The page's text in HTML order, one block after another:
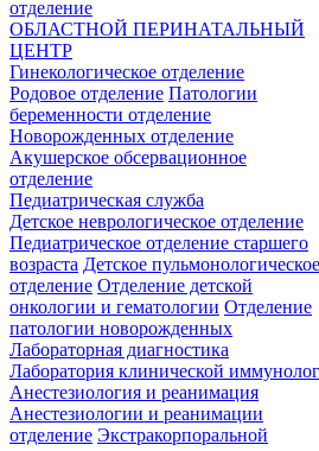
отделение
ОБЛАСТНОЙ ПЕРИНАТАЛЬНЫЙ
ЦЕНТР
Гинекологическое отделение
Родовое отделение Патологии
беременности отделение
Новорожденных отделение
Акушерское обсервационное
отделение
Педиатрическая служба
Детское неврологическое отделение
Педиатрическое отделение старшего
возраста Детское пульмонологическое
отделение Отделение детской
онкологии и гематологии Отделение
патологии новорожденных
Лабораторная диагностика
Лаборатория клинической
Анестезиология и реанимация
Анестезиологии и реанимации
отделение Экстракорпоральной